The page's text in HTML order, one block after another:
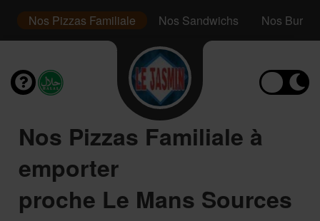
Nos Pizzas Familiale Nos Sandwichs Nos
Nos Pizzas Familiale à
emporter
proche Le Mans Sources